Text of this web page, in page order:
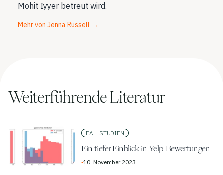
Mohit Iyyer betreut wird.
Mehr von Jenna Russell →
Weiterführende Literatur
FALLSTUDIEN
Ein tiefer Einblick in Yelp-Bewertungen
▪10. November 2023